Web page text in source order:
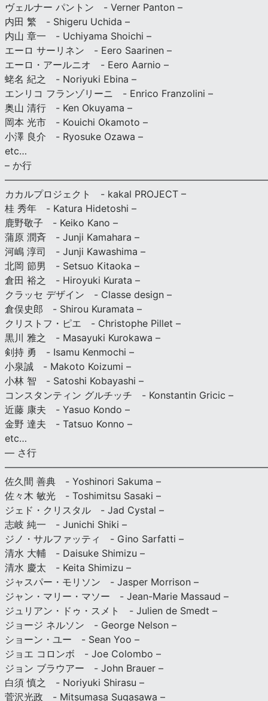
ヴェルナー パントン - Verner Panton –
内田 繁 - Shigeru Uchida –
内山 章一 - Uchiyama Shoichi –
エーロ サーリネン - Eero Saarinen –
エーロ・アールニオ - Eero Aarnio –
蛯名 紀之 - Noriyuki Ebina –
エンリコ フランゾリーニ - Enrico Franzolini –
奥山 清行 - Ken Okuyama –
岡本 光市 - Kouichi Okamoto –
小澤 良介 - Ryosuke Ozawa –
etc…
– か行
カカルプロジェクト - kakal PROJECT –
桂 秀年 - Katura Hidetoshi –
鹿野敬子 - Keiko Kano –
蒲原 潤斉 - Junji Kamahara –
河嶋 淳司 - Junji Kawashima –
北岡 節男 - Setsuo Kitaoka –
倉田 裕之 - Hiroyuki Kurata –
クラッセ デザイン - Classe design –
倉俣史郎 - Shirou Kuramata –
クリストフ・ピエ - Christophe Pillet –
黒川 雅之 - Masayuki Kurokawa –
剣持 勇 - Isamu Kenmochi –
小泉誠 - Makoto Koizumi –
小林 智 - Satoshi Kobayashi –
コンスタンティン グルチッチ - Konstantin Gricic –
近藤 康夫 - Yasuo Kondo –
金野 達夫 - Tatsuo Konno –
etc…
— さ行
佐久間 善典 - Yoshinori Sakuma –
佐々木 敏光 - Toshimitsu Sasaki –
ジェド・クリスタル - Jad Cystal –
志岐 純一 - Junichi Shiki –
ジノ・サルファッティ - Gino Sarfatti –
清水 大輔 - Daisuke Shimizu –
清水 慶太 - Keita Shimizu –
ジャスパー・モリソン - Jasper Morrison –
ジャン・マリー・マソー - Jean-Marie Massaud –
ジュリアン・ドゥ・スメト - Julien de Smedt –
ジョージ ネルソン - George Nelson –
ショーン・ユー - Sean Yoo –
ジョエ コロンボ - Joe Colombo –
ジョン ブラウアー - John Brauer –
白須 慎之 - Noriyuki Shirasu –
菅沢光政 - Mitsumasa Sugasawa –